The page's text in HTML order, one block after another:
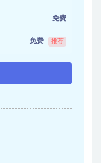
免费
免费 推荐